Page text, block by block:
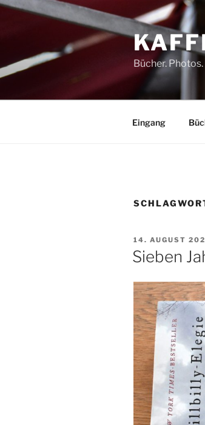
Zum
Bücher. Photos.
Eingang
AM
14. AUGUST
Sieben